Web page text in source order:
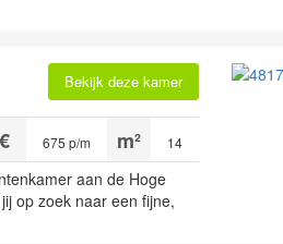
Bekijk deze kamer
14
675 p/m
aan de Hoge
op zoek naar een fijne,